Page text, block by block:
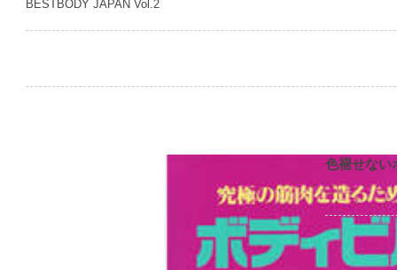
BESTBODY JAPAN Vol.2
色褪せない